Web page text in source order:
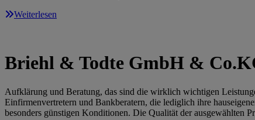
Weiterlesen
Briehl & Todte GmbH &
Aufklärung und Beratung, das sind die wirklich wichtigen
Einfirmenvertretern und Bankberatern, die lediglich ihre
besonders günstigen Konditionen. Die Qualität der ausgewählten